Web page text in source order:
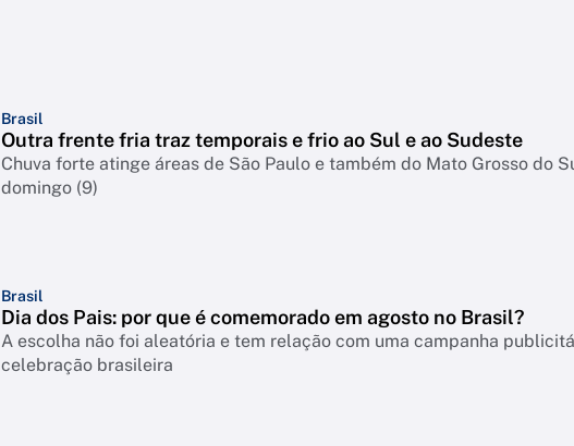
Brasil
Outra frente fria traz temporais e frio ao Sul e ao Sudeste
Chuva forte atinge áreas de São Paulo e também do Mato Grosso do
domingo (9)
Brasil
Dia dos Pais: por que é comemorado em agosto no Brasil?
A escolha não foi aleatória e tem relação com uma campanha
celebração brasileira